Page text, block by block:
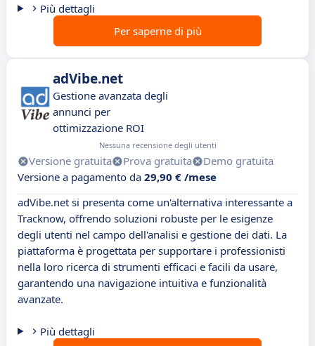
Più dettagli
Per saperne di più
adVibe.net
Gestione avanzata degli
annunci per
ottimizzazione ROI
Nessuna recensione degli utenti
Versione gratuita Prova gratuita
Demo gratuita
Versione a pagamento da 29,90 € /mese
adVibe.net si presenta come un'alternativa interessante a
Tracknow, offrendo soluzioni robuste per le esigenze
degli utenti nel campo dell'analisi e gestione dei dati. La
piattaforma è progettata per supportare i professionisti
nella loro ricerca di strumenti efficaci e facili da usare,
garantendo una navigazione intuitiva e funzionalità
avanzate.
Più dettagli